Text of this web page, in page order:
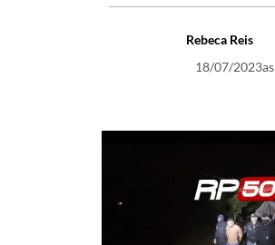
Rebeca Reis
18/07/2023